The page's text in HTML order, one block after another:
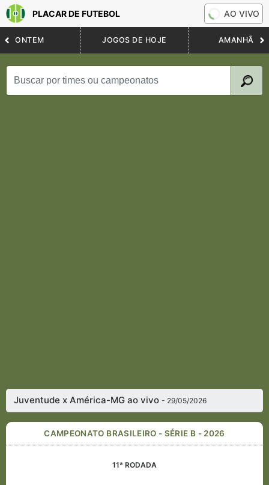
PLACAR DE FUTEBOL AO VIVO
ONTEM JOGOS DE HOJE AMANHÃ
Juventude x América-MG ao vivo- 29/05/2026
CAMPEONATO BRASILEIRO - SÉRIE B - 2026
11ª RODADA